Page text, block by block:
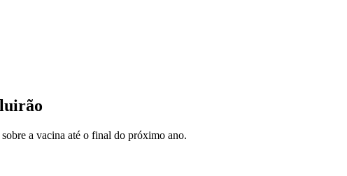
sobre a vacina até o final do próximo ano.